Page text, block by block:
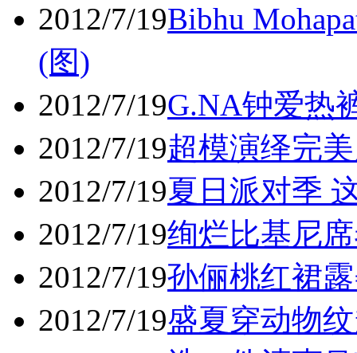
2012/7/19Bibhu
(图)
2012/7/19G.NA钟爱热
2012/7/19超模演绎完
2012/7/19夏日派对季
2012/7/19绚烂比基尼
2012/7/19孙俪桃红裙
2012/7/19盛夏穿动物